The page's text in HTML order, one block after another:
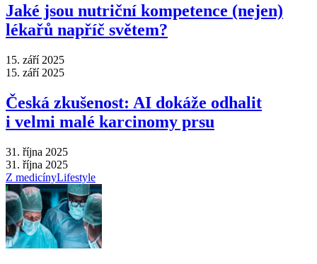
Jaké jsou nutriční kompetence (nejen)
lékařů napříč světem?
15. září 2025
15. září 2025
Česká zkušenost: AI dokáže odhalit
i velmi malé karcinomy prsu
31. října 2025
31. října 2025
Z medicínyLifestyle